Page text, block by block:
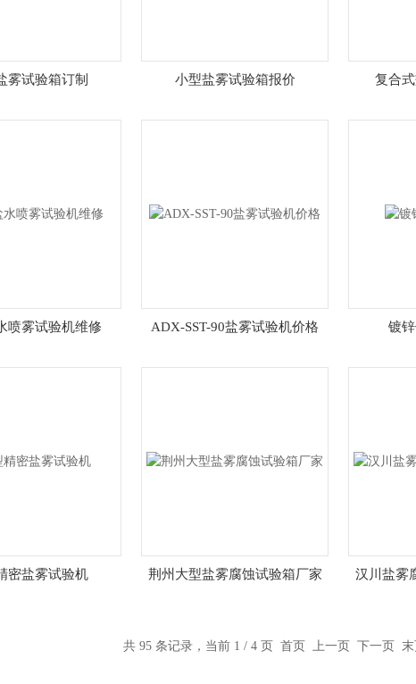
雾试验箱订制 小型盐雾试验箱报价 复合
喷雾试验机维修 ADX-SST-90盐雾试验机价格 镀
密盐雾试验机 荆州大型盐雾腐蚀试验箱厂家 汉川盐雾
共 95 条记录，当前 1 / 4 页 首页 上一页 下一页 末